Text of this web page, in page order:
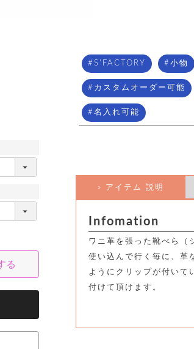
る
S'FACTORY 小物
カスタムオーダー可能
名入れ可能
» アイテム 説明
Infomation
ワニ革を張った靴べら（
使い込んで行く毎に、革
ようにクリップが付いて
付けて頂けます。